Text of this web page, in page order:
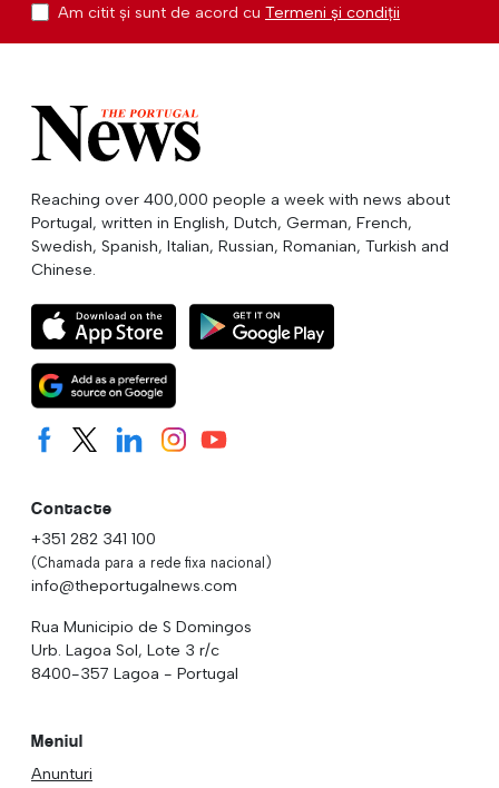
Am citit și sunt de acord cu Termeni și condiții
Reaching over 400,000 people a week with news about
Portugal, written in English, Dutch, German, French,
Swedish, Spanish, Italian, Russian, Romanian, Turkish and
Chinese.
Contacte
+351 282 341 100
(Chamada para a rede fixa nacional)
info@theportugalnews.com
Rua Municipio de S Domingos
Urb. Lagoa Sol, Lote 3 r/c
8400-357 Lagoa - Portugal
Meniul
Anunturi